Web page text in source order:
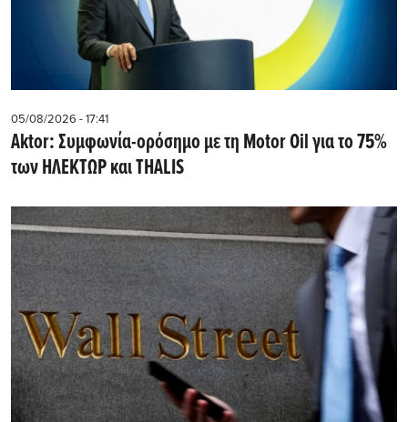
05/08/2026 - 17:41
Aktor: Συμφωνία-ορόσημο με τη Motor Oil για το 75%
των ΗΛΕΚΤΩΡ και THALIS